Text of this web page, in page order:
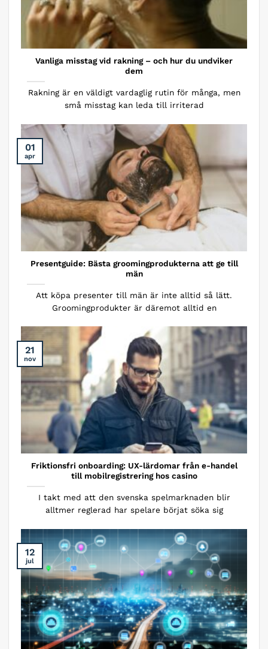
Vanliga misstag vid rakning – och hur du undviker
dem
Rakning är en väldigt vardaglig rutin för många, men
små misstag kan leda till irriterad
Presentguide: Bästa groomingprodukterna att ge till
män
Att köpa presenter till män är inte alltid så lätt.
Groomingprodukter är däremot alltid en
01
apr
Friktionsfri onboarding: UX-lärdomar från e-handel
till mobilregistrering hos casino
I takt med att den svenska spelmarknaden blir
alltmer reglerad har spelare börjat söka sig
21
nov
12
jul